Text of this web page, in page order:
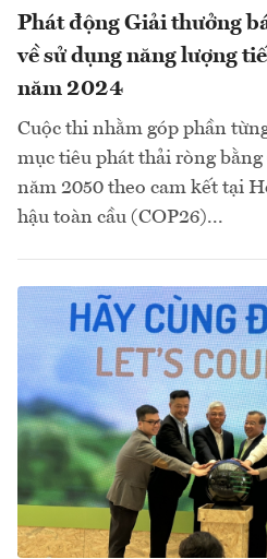
Phát động Giải thưởng
về sử dụng năng lượng
năm 2024
Cuộc thi nhằm góp phần
mục tiêu phát thải ròng bằng
năm 2050 theo cam kết tại
hậu toàn cầu (COP26)...